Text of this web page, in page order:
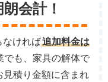
会計！
なければ追加料金は
でも、家具の解体で
見積り金額に含まれ